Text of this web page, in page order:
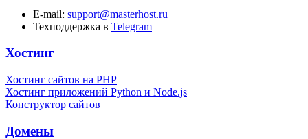
E-mail: support@masterhost.ru
Техподдержка в Telegram
Хостинг
Хостинг сайтов на PHP
Хостинг приложений Python и Node.js
Конструктор сайтов
Домены